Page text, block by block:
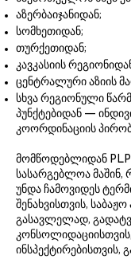
აზერბაიჯანიდან;
სომხეთიდან;
თურქეთიდან;
კავკასიის
ცენტრალური აზიის
სხვა რეგიონული
პუნქტებიდან —
კოორდინაციის
მომწოდებლიდან
სასარგებლოა მაშინ,
უნდა ჩამოვიდეს
შენახვისთვის,
გასავლელად,
კონსოლიდაციისთვის,
ინსპექტირებისთვის,